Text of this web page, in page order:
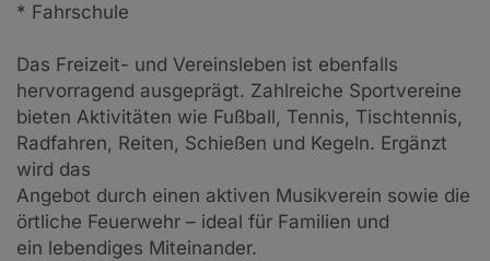
* Fahrschule
Das Freizeit- und Vereinsleben ist ebenfalls
hervorragend ausgeprägt. Zahlreiche Sportvereine
bieten Aktivitäten wie Fußball, Tennis, Tischtennis,
Radfahren, Reiten, Schießen und Kegeln. Ergänzt
wird das
Angebot durch einen aktiven Musikverein sowie die
örtliche Feuerwehr – ideal für Familien und
ein lebendiges Miteinander.